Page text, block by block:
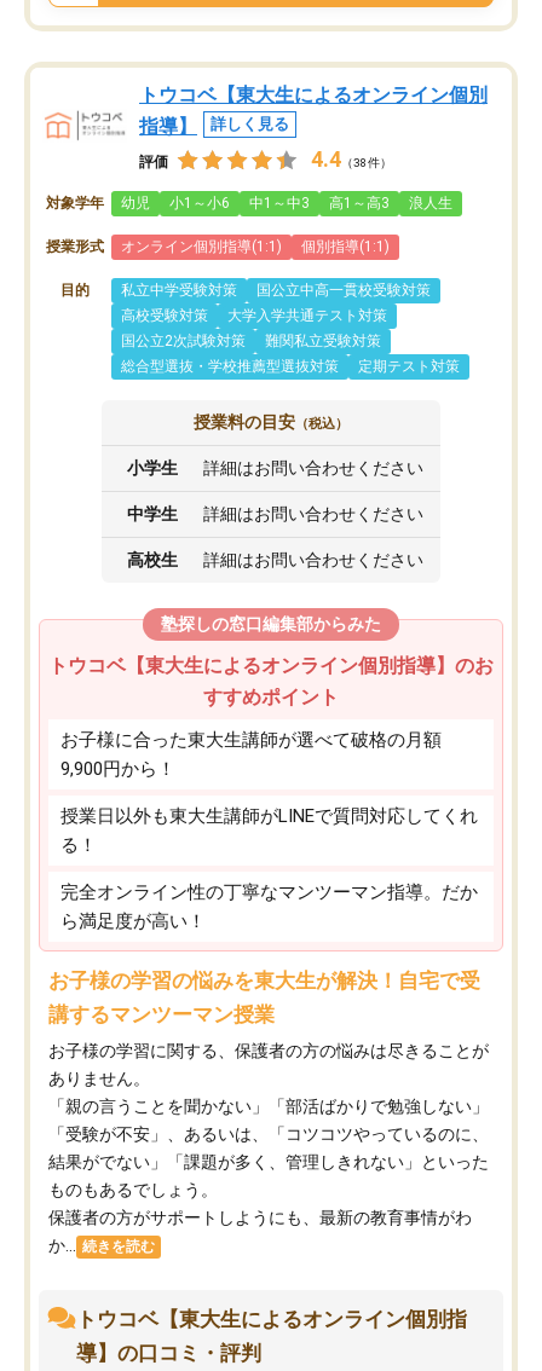
トウコベ【東大生によるオンライン個別
指導】
詳しく見る
評価 4.4 （38件）
対象学年 幼児 小1～小6 中1～中3 高1～高3 浪人生
授業形式 オンライン個別指導(1:1) 個別指導(1:1)
目的 私立中学受験対策
国公立中高一貫校受験対策
高校受験対策
大学入学共通テスト対策
国公立2次試験対策
難関私立受験対策
総合型選抜・学校推薦型選抜対策
定期テスト対策
授業料の目安 （税込）
小学生 詳細はお問い合わせください
中学生 詳細はお問い合わせください
高校生 詳細はお問い合わせください
塾探しの窓口編集部からみた
トウコベ【東大生によるオンライン個別指導】のお
すすめポイント
お子様に合った東大生講師が選べて破格の月額
9,900円から！
授業日以外も東大生講師がLINEで質問対応してくれ
る！
完全オンライン性の丁寧なマンツーマン指導。だか
ら満足度が高い！
お子様の学習の悩みを東大生が解決！自宅で受
講するマンツーマン授業
お子様の学習に関する、保護者の方の悩みは尽きることが
ありません。
「親の言うことを聞かない」「部活ばかりで勉強しない」
「受験が不安」、あるいは、「コツコツやっているのに、
結果がでない」「課題が多く、管理しきれない」といった
ものもあるでしょう。
保護者の方がサポートしようにも、最新の教育事情がわ
か...
続きを読む
トウコベ【東大生によるオンライン個別指
導】の口コミ・評判